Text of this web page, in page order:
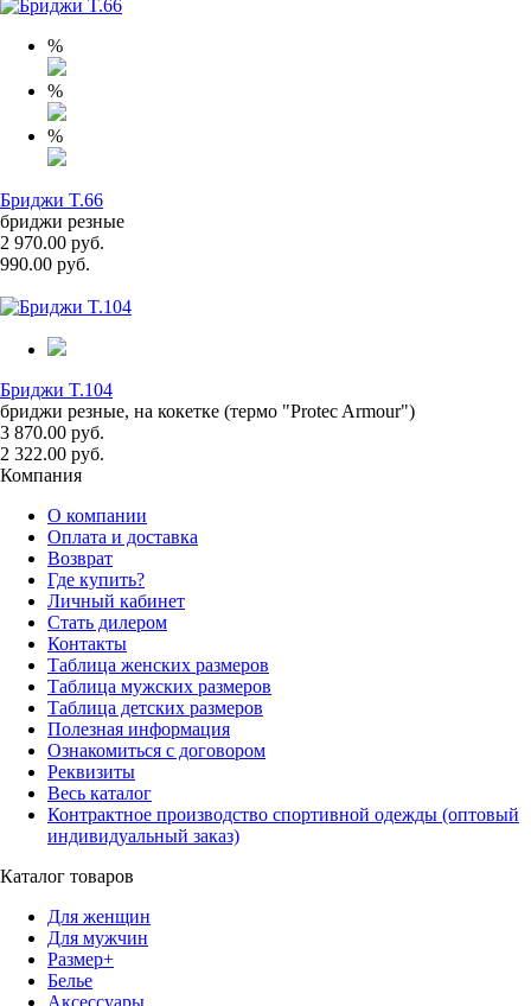
%
%
%
Бриджи T.66
бриджи резные
2 970.00 руб.
990.00 руб.
Бриджи T.104
бриджи резные, на кокетке (термо "Protec Armour")
3 870.00 руб.
2 322.00 руб.
Компания
О компании
Оплата и доставка
Возврат
Где купить?
Личный кабинет
Стать дилером
Контакты
Таблица женских размеров
Таблица мужских размеров
Таблица детских размеров
Полезная информация
Ознакомиться с договором
Реквизиты
Весь каталог
Контрактное производство спортивной одежды (оптовый
индивидуальный заказ)
Каталог товаров
Для женщин
Для мужчин
Размер+
Белье